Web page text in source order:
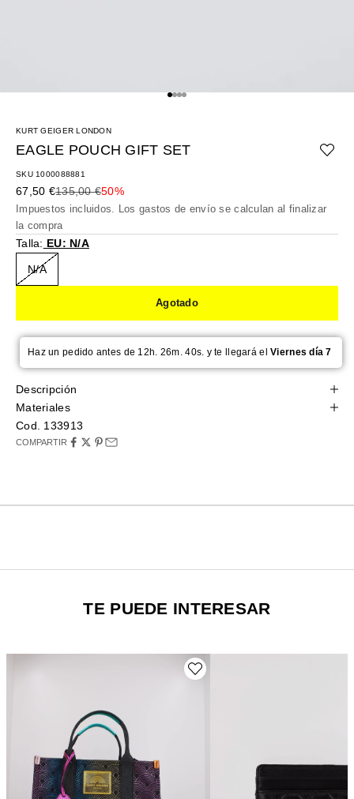
Ir al artículo 1
Ir al artículo 2
Ir al artículo 3
Ir al artículo 4
KURT GEIGER LONDON
EAGLE POUCH GIFT SET
SKU 1000088881
Precio de oferta
67,50 €Precio normal
135,00 €50%
Impuestos incluidos. Los gastos de envío se calculan al finalizar
la compra
Talla: EU: N/A
N/A
Agotado
Haz un pedido antes de 12h. 26m. 39s. y te llegará elViernes día 7
Descripción
Materiales
Cod. 133913
COMPARTIR
TE PUEDE INTERESAR